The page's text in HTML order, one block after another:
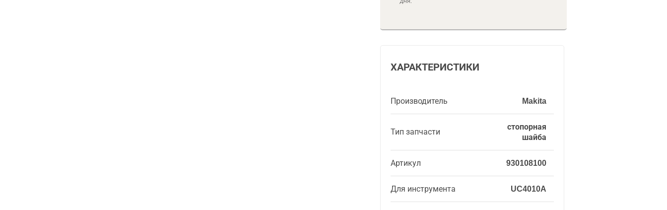
ХАРАКТЕРИСТИКИ
Производитель Makita
Тип запчасти
стопорная
шайба
Артикул 930108100
Для инструмента UC4010A